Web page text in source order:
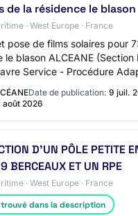
de la résidence le blason
· West Europe · France
pose de films solaires pour
le blason ALCEANE (Section
Service - Procédure
limite de l'offre…
Date de publication: 9 juil.
août 2026
D'UN PÔLE PETITE
BERCEAUX ET UN RPE
· West Europe · France
dans la description